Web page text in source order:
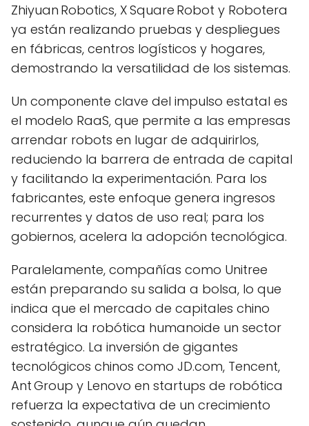
Zhiyuan Robotics, X Square Robot y Robotera
ya están realizando pruebas y despliegues
en fábricas, centros logísticos y hogares,
demostrando la versatilidad de los sistemas.
Un componente clave del impulso estatal es
el modelo RaaS, que permite a las empresas
arrendar robots en lugar de adquirirlos,
reduciendo la barrera de entrada de capital
y facilitando la experimentación. Para los
fabricantes, este enfoque genera ingresos
recurrentes y datos de uso real; para los
gobiernos, acelera la adopción tecnológica.
Paralelamente, compañías como Unitree
están preparando su salida a bolsa, lo que
indica que el mercado de capitales chino
considera la robótica humanoide un sector
estratégico. La inversión de gigantes
tecnológicos chinos como JD.com, Tencent,
Ant Group y Lenovo en startups de robótica
refuerza la expectativa de un crecimiento